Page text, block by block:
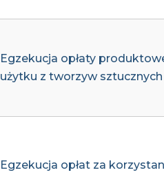
Egzekucja opłaty
użytku z tworzyw
Egzekucja opłat za